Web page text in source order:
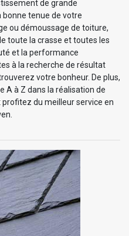
de grande
tenue de votre
ou démoussage de toiture,
toute la crasse et toutes les
et la performance
à la recherche de résultat
votre bonheur. De plus,
A à Z dans la réalisation de
du meilleur service en